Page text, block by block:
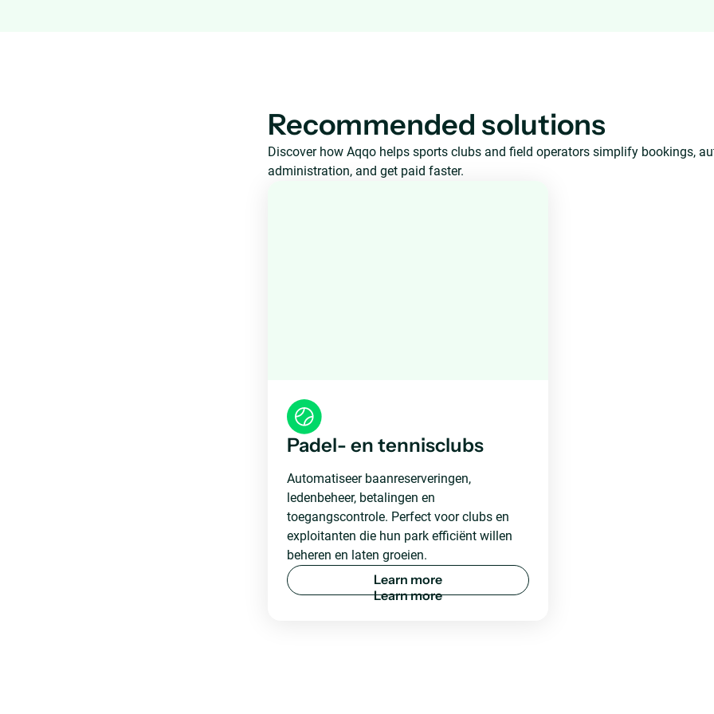
Recommended solutions
Discover how Aqqo helps sports clubs and field operators simplify bookings,
administration, and get paid faster.
Padel- en tennisclubs
Automatiseer baanreserveringen,
ledenbeheer, betalingen en
toegangscontrole. Perfect voor clubs en
exploitanten die hun park efficiënt willen
beheren en laten groeien.
Learn more